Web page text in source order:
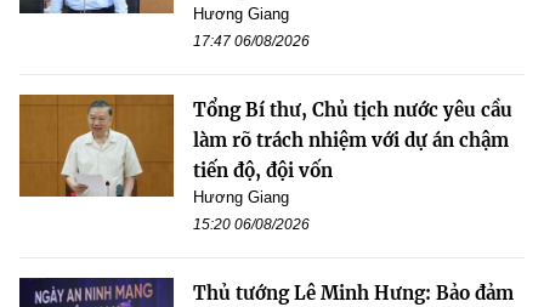
Hương Giang
17:47 06/08/2026
Tổng Bí thư, Chủ tịch nước yêu cầu
làm rõ trách nhiệm với dự án chậm
tiến độ, đội vốn
Hương Giang
15:20 06/08/2026
Thủ tướng Lê Minh Hưng: Bảo đảm